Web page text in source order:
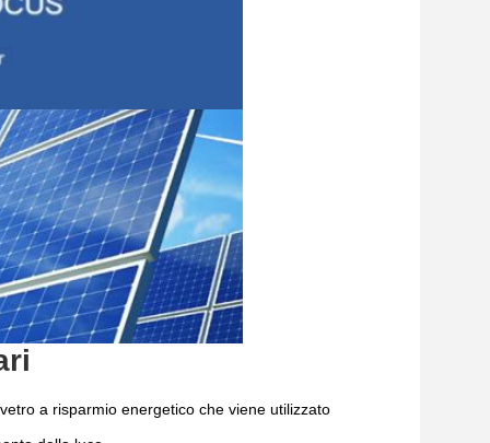
a risparmio energetico che viene utilizzato